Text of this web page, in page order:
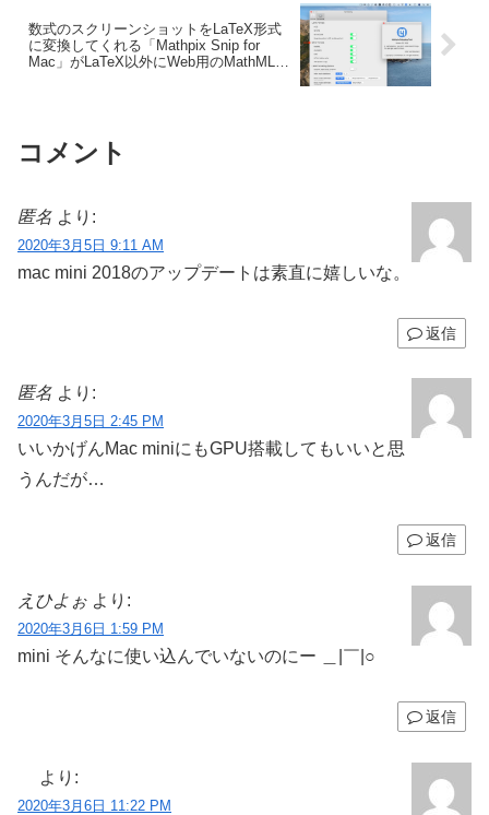
数式のスクリーンショットをLaTeX形式
に変換してくれる「Mathpix Snip for
Mac」がLaTeX以外にWeb用のMathMLや
コメント
匿名 より:
2020年3月5日 9:11 AM
mac mini 2018のアップデートは素直に嬉しいな。
返信
匿名 より:
2020年3月5日 2:45 PM
いいかげんMac miniにもGPU搭載してもいいと思
うんだが…
返信
えひよぉ より:
2020年3月6日 1:59 PM
mini そんなに使い込んでいないのにー ＿|￣|○
返信
より:
2020年3月6日 11:22 PM